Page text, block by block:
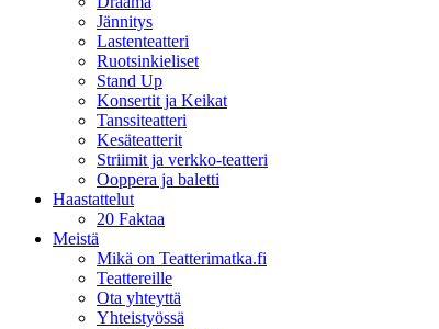
Jännitys
Lastenteatteri
Ruotsinkieliset
Stand Up
Konsertit ja Keikat
Tanssiteatteri
Kesäteatterit
Striimit ja verkko-teatteri
Ooppera ja baletti
Haastattelut
20 Faktaa
Meistä
Mikä on Teatterimatka.fi
Teattereille
Ota yhteyttä
Yhteistyössä